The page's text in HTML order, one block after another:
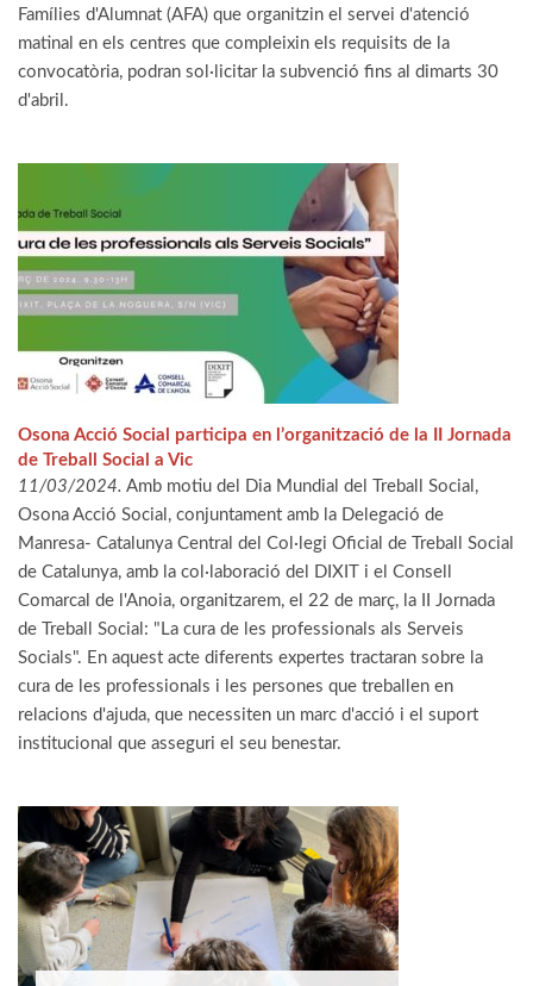
Famílies d'Alumnat (AFA) que organitzin el servei d'atenció
matinal en els centres que compleixin els requisits de la
convocatòria, podran sol·licitar la subvenció fins al dimarts 30
d'abril.
Osona Acció Social participa en l’organització de la II Jornada
de Treball Social a Vic
11/03/2024. Amb motiu del Dia Mundial del Treball Social,
Osona Acció Social, conjuntament amb la Delegació de
Manresa- Catalunya Central del Col·legi Oficial de Treball Social
de Catalunya, amb la col·laboració del DIXIT i el Consell
Comarcal de l'Anoia, organitzarem, el 22 de març, la II Jornada
de Treball Social: "La cura de les professionals als Serveis
Socials". En aquest acte diferents expertes tractaran sobre la
cura de les professionals i les persones que treballen en
relacions d'ajuda, que necessiten un marc d'acció i el suport
institucional que asseguri el seu benestar.